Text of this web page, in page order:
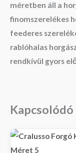
méretben áll a
finomszerelékes
feederes
rablóhalas
rendkívül gyors